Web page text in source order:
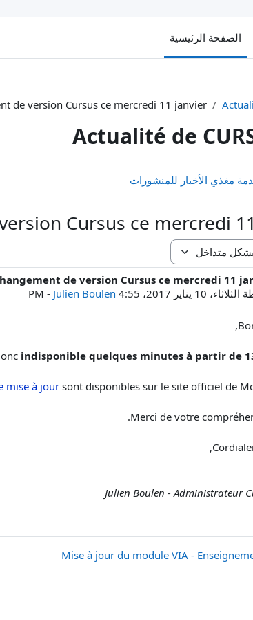
الصفحة الرئيسية
de version Cursus ce mercredi 11 janvier
Actualité de
مغذي الأخبار للمنشورات
Cursus ce mercredi
de version Cursus ce mercredi 11
الثلاثاء، 10 يناير 2017، 4:55 PM - Julien Boulen
0
indisponible quelques minutes à partir de
mise à joursont disponibles sur le site officiel de
Merci de votre
Julien Boulen - Administrateur